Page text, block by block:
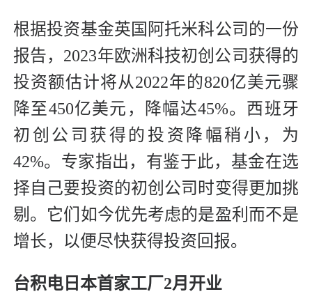
根据投资基金英国阿托米科公司的一份
报告，2023年欧洲科技初创公司获得的
投资额估计将从2022年的820亿美元骤
降至450亿美元，降幅达45%。西班牙
初创公司获得的投资降幅稍小，为
42%。专家指出，有鉴于此，基金在选
择自己要投资的初创公司时变得更加挑
剔。它们如今优先考虑的是盈利而不是
增长，以便尽快获得投资回报。
台积电日本首家工厂2月开业